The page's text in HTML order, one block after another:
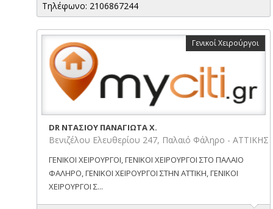
Τηλέφωνο: 2106867244
Γενικοί Χειρούργοι
DR ΝΤΑΣΙΟΥ ΠΑΝΑΓΙΩΤΑ Χ.
Βενιζέλου Ελευθερίου 247, Παλαιό Φάληρο - ΑΤΤΙΚΗΣ
ΓΕΝΙΚΟΙ ΧΕΙΡΟΥΡΓΟΙ, ΓΕΝΙΚΟΙ ΧΕΙΡΟΥΡΓΟΙ ΣΤΟ ΠΑΛΑΙΟ
ΦΑΛΗΡΟ, ΓΕΝΙΚΟΙ ΧΕΙΡΟΥΡΓΟΙ ΣΤΗΝ ΑΤΤΙΚΗ, ΓΕΝΙΚΟΙ
ΧΕΙΡΟΥΡΓΟΙ Σ...